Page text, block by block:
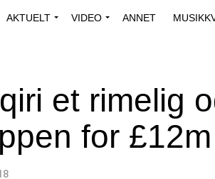
AKTUELT VIDEO ANNET
et rimelig
for